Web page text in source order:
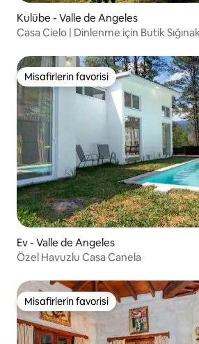
Kulübe - Valle de Angeles
Casa Cielo | Dinlenme için Butik
Misafirlerin favorisi
Misafirlerin favorisi
Ev - Valle de Angeles
Özel Havuzlu Casa Canela
Misafirlerin favorisi
Misafirlerin favorisi